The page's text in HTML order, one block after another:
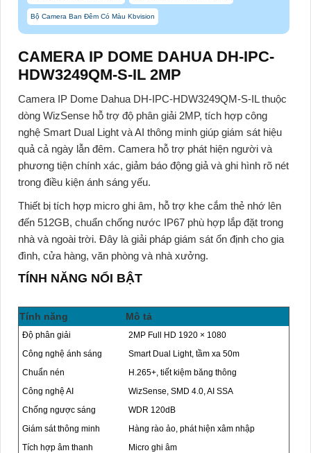
Bộ Camera Ban Đêm Có Màu Kbvision
CAMERA IP DOME DAHUA DH-IPC-
HDW3249QM-S-IL 2MP
Camera IP Dome Dahua DH-IPC-HDW3249QM-S-IL thuộc
dòng WizSense hỗ trợ độ phân giải 2MP, tích hợp công
nghệ Smart Dual Light và AI thông minh giúp giám sát hiệu
quả cả ngày lẫn đêm. Camera hỗ trợ phát hiện người và
phương tiện chính xác, giảm báo động giả và ghi hình rõ nét
trong điều kiện ánh sáng yếu.
Thiết bị tích hợp micro ghi âm, hỗ trợ khe cắm thẻ nhớ lên
đến 512GB, chuẩn chống nước IP67 phù hợp lắp đặt trong
nhà và ngoài trời. Đây là giải pháp giám sát ổn định cho gia
đình, cửa hàng, văn phòng và nhà xưởng.
TÍNH NĂNG NỔI BẬT
Tính năng Mô tả
Độ phân giải
2MP Full HD 1920 × 1080
Công nghệ ánh sáng
Smart Dual Light, tầm xa 50m
Chuẩn nén
H.265+, tiết kiệm băng thông
Công nghệ AI
WizSense, SMD 4.0, AI SSA
Chống ngược sáng
WDR 120dB
Giám sát thông minh
Hàng rào ảo, phát hiện xâm nhập
Tích hợp âm thanh
Micro ghi âm